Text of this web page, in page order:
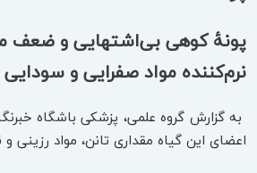
پونۀ کوهی بی‌اشتهایی و ضعف
نرم‌کننده مواد صفرایی و
به گزارش گروه علمی،‌ پزشکی باشگاه
اعضای این گیاه مقداری تانن، مواد رزینی